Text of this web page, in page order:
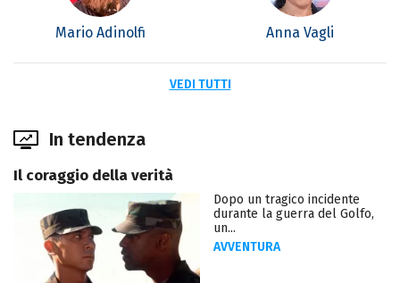
Mario Adinolfi Anna Vagli
VEDI TUTTI
In tendenza
Il coraggio della verità
Dopo un tragico incidente
durante la guerra del Golfo,
un...
AVVENTURA